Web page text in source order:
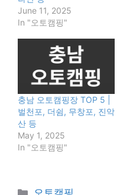
June 11, 2025
In "오토캠핑"
충남 오토캠핑장 TOP 5 |
벌천포, 더쉼, 무창포, 진악
산 등
May 1, 2025
In "오토캠핑"
Categories